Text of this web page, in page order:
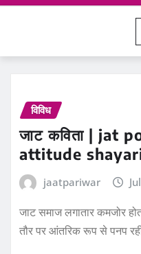
विविध
जाट कविता | jat
attitude
jaatpariwar
जाट समाज लगातार कमजोर
तौर पर आंतरिक रूप से पनप